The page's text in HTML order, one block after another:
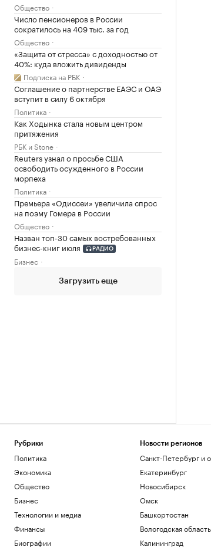
Общество
Число пенсионеров в России
сократилось на 409 тыс. за год
Общество
«Защита от стресса» с доходностью от
40%: куда вложить дивиденды
Подписка на РБК
Соглашение о партнерстве ЕАЭС и ОАЭ
вступит в силу 6 октября
Политика
Как Ходынка стала новым центром
притяжения
РБК и Stone
Reuters узнал о просьбе США
освободить осужденного в России
морпеха
Политика
Премьера «Одиссеи» увеличила спрос
на поэму Гомера в России
Общество
Назван топ-30 самых востребованных
бизнес-книг июля
РАДИО
Бизнес
Загрузить еще
Рубрики
Политика
Экономика
Общество
Бизнес
Технологии и медиа
Финансы
Биографии
Новости регионов
Санкт-Петербург и
Екатеринбург
Новосибирск
Омск
Башкортостан
Вологодская область
Калининград